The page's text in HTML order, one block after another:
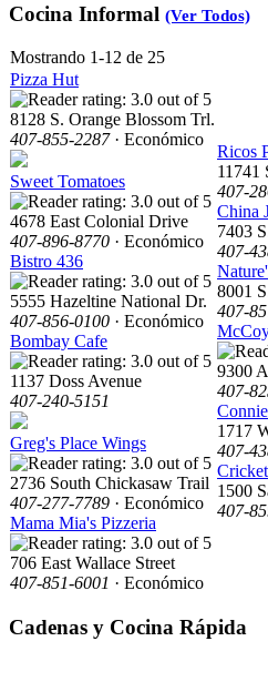
Cocina Informal (Ver Todos)
Mostrando 1-12 de 25
Pizza Hut
8128 S. Orange Blossom Trl.
407-855-2287· Económico
Sweet Tomatoes
4678 East Colonial Drive
407-896-8770 · Económico
Bistro 436
5555 Hazeltine National Dr.
407-856-0100 · Económico
Bombay Cafe
1137 Doss Avenue
407-240-5151
Greg's Place Wings
2736 South Chickasaw Trail
407-277-7789 · Económico
Mama Mia's Pizzeria
706 East Wallace Street
407-851-6001 · Económico
Ricos
11741
407-
China
7403
407-
8001
407-
9300
407-
1717
407-
1500
407-
Cadenas y Cocina Rápida